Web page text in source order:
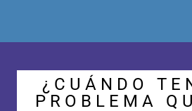
¿CUÁNDO
PROBLEMA